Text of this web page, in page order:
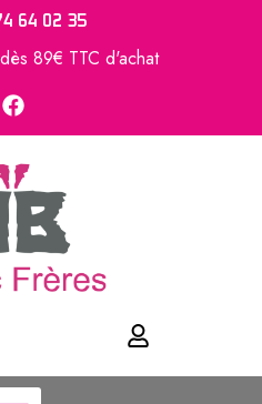
64 02 35
89€ TTC d'achat